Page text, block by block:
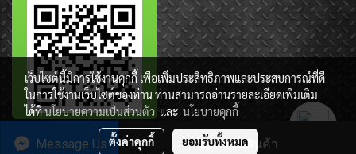
สั่งซื้อสินค้า
Message Us
เว็บไซต์นี้มีการใช้งานคุกกี้ เพื่อเพิ่มประสิทธิภาพและประสบการณ์ที่ดี
ในการใช้งานเว็บไซต์ของท่าน ท่านสามารถอ่านรายละเอียดเพิ่มเติม
ได้ที่นโยบายความเป็นส่วนตัว และ นโยบายคุกกี้
ตั้งค่าคุกกี้ ยอมรับทั้งหมด